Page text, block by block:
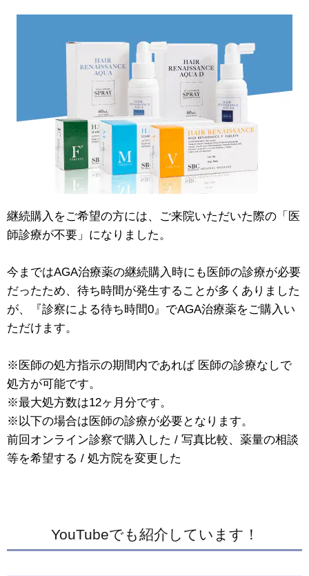
継続購入をご希望の方には、ご来院いただいた際の「医
師診療が不要」になりました。
今まではAGA治療薬の継続購入時にも医師の診療が必要
だったため、待ち時間が発生することが多くありました
が、『診察による待ち時間0』でAGA治療薬をご購入い
ただけます。
※医師の処方指示の期間内であれば 医師の診療なしで
処方が可能です。
※最大処方数は12ヶ月分です。
※以下の場合は医師の診療が必要となります。
前回オンライン診察で購入した / 写真比較、薬量の相談
等を希望する / 処方院を変更した
YouTubeでも紹介しています！